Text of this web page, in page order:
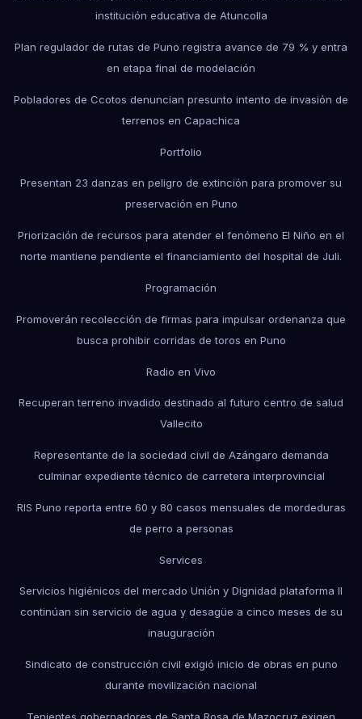
institución educativa de Atuncolla
Plan regulador de rutas de Puno registra avance de 79 % y entra
en etapa final de modelación
Pobladores de Ccotos denuncian presunto intento de invasión de
terrenos en Capachica
Portfolio
Presentan 23 danzas en peligro de extinción para promover su
preservación en Puno
Priorización de recursos para atender el fenómeno El Niño en el
norte mantiene pendiente el financiamiento del hospital de Juli.
Programación
Promoverán recolección de firmas para impulsar ordenanza que
busca prohibir corridas de toros en Puno
Radio en Vivo
Recuperan terreno invadido destinado al futuro centro de salud
Vallecito
Representante de la sociedad civil de Azángaro demanda
culminar expediente técnico de carretera interprovincial
RIS Puno reporta entre 60 y 80 casos mensuales de mordeduras
de perro a personas
Services
Servicios higiénicos del mercado Unión y Dignidad plataforma II
continúan sin servicio de agua y desagüe a cinco meses de su
inauguración
Sindicato de construcción civil exigió inicio de obras en puno
durante movilización nacional